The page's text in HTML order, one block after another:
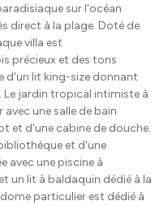
sur l'océan
direct à la plage. Doté de
villa est
précieux et des tons
d'un lit king-size donnant
Le jardin tropical intimiste à
une salle de bain
et d'une cabine de douche.
et d'une
avec une piscine à
un lit à baldaquin dédié à la
particulier est dédié à